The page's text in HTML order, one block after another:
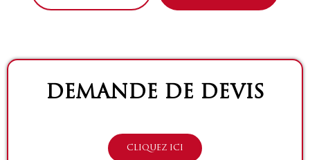
DEMANDE DE DEVIS
CLIQUEZ ICI